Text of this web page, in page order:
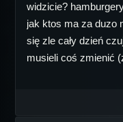
widzicie?
jak ktos ma za duzo
się zle cały dzień
musieli coś zmienić